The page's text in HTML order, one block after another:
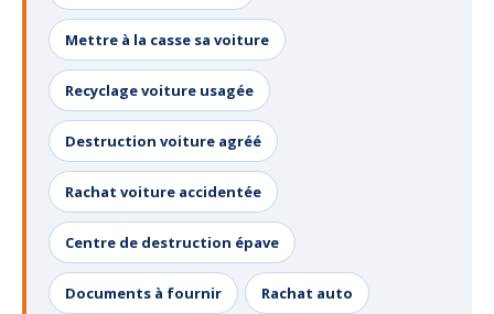
Mettre à la casse sa voiture
Recyclage voiture usagée
Destruction voiture agréé
Rachat voiture accidentée
Centre de destruction épave
Documents à fournir Rachat auto